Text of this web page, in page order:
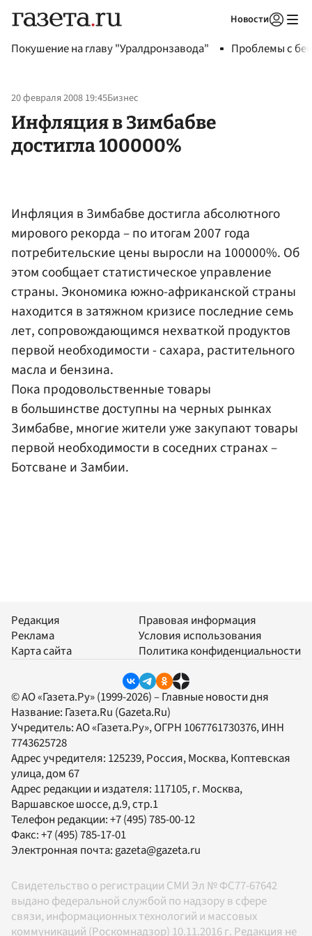
Новости
Покушение на главу "Уралдронзавода" Проблемы с
20 февраля 2008 19:45Бизнес
Инфляция в Зимбабве
достигла 100000%
Инфляция в Зимбабве достигла абсолютного
мирового рекорда – по итогам 2007 года
потребительские цены выросли на 100000%. Об
этом сообщает статистическое управление
страны. Экономика южно-африканской страны
находится в затяжном кризисе последние семь
лет, сопровождающимся нехваткой продуктов
первой необходимости - сахара, растительного
масла и бензина.
Пока продовольственные товары
в большинстве доступны на черных рынках
Зимбабве, многие жители уже закупают товары
первой необходимости в соседних странах –
Ботсване и Замбии.
Редакция
Реклама
Карта сайта
Правовая информация
Условия использования
Политика конфиденциальности
© АО «Газета.Ру» (1999-2026) – Главные новости дня
Название: Газета.Ru (Gazeta.Ru)
Учредитель:АО «Газета.Ру», ОГРН 1067761730376, ИНН
7743625728
Адрес учредителя: 125239, Россия, Москва, Коптевская
улица, дом 67
Адрес редакции и издателя: 117105, г. Москва,
Варшавское шоссе, д.9, стр.1
Телефон редакции:+7 (495) 785-00-12
Факс:+7 (495) 785-17-01
Электронная почта:gazeta@gazeta.ru
Свидетельство о регистрации СМИ Эл № ФС77-67642
выдано федеральной службой по надзору в сфере
связи, информационных технологий и массовых
коммуникаций (Роскомнадзор) 10.11.2016 г. Редакция не